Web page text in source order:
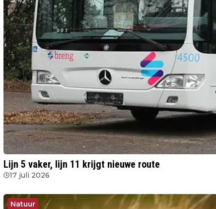
Lijn 5 vaker, lijn 11 krijgt nieuwe route
17 juli 2026
Natuur